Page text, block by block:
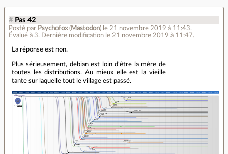
# Pas 42
Posté par Psychofox( Mastodon) le 21 novembre 2019 à 11:43.
Évalué à 3. Dernière modification le 21 novembre 2019 à 11:47.
La réponse est non.
Plus sérieusement, debian est loin d'être la mère de
toutes les distributions. Au mieux elle est la vieille
tante sur laquelle tout le village est passé.